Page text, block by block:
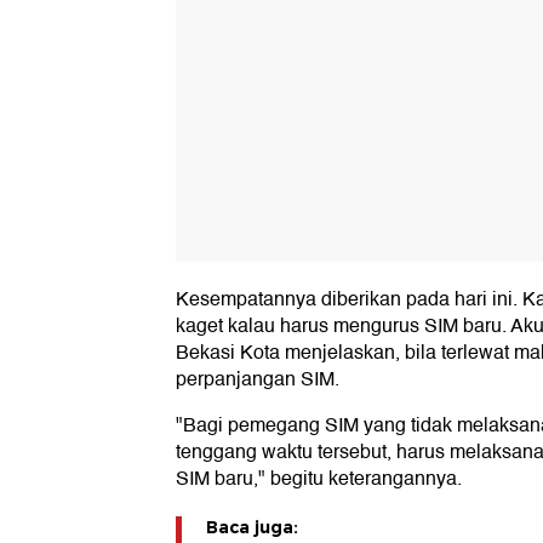
Kesempatannya diberikan pada hari ini.
kaget kalau harus mengurus SIM baru.
Bekasi Kota menjelaskan, bila terlewat
perpanjangan SIM.
"Bagi pemegang SIM yang tidak
tenggang waktu tersebut, harus
SIM baru," begitu keterangannya.
Baca juga: